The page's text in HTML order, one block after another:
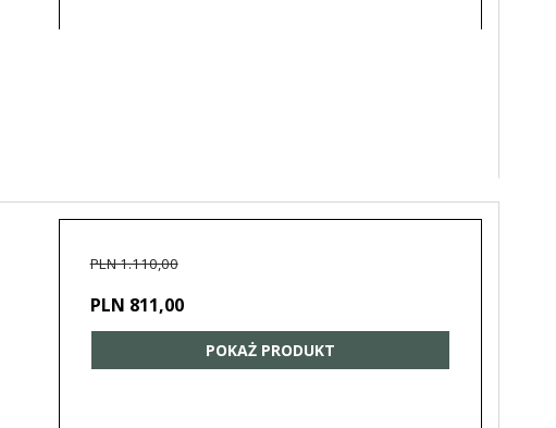
PLN 1.110,00
PLN 811,00
POKAŻ PRODUKT